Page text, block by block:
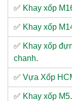
✅ Khay xốp
✅ Khay xốp
✅ Khay xốp
chanh.
✅ Vựa Xốp
✅ Khay xốp M5.